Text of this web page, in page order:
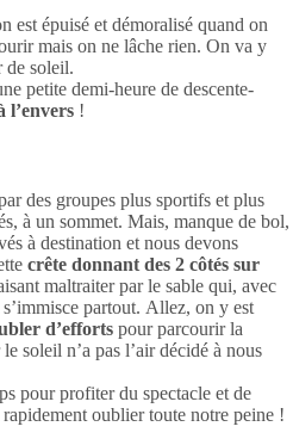
est épuisé et démoralisé quand on
mais on ne lâche rien. On va y
de soleil.
petite demi-heure de descente-
l’envers !
des groupes plus sportifs et plus
à un sommet. Mais, manque de bol,
à destination et nous devons
crête donnant des 2 côtés sur
maltraiter par le sable qui, avec
partout. Allez, on y est
d’efforts pour parcourir la
soleil n’a pas l’air décidé à nous
pour profiter du spectacle et de
oublier toute notre peine !